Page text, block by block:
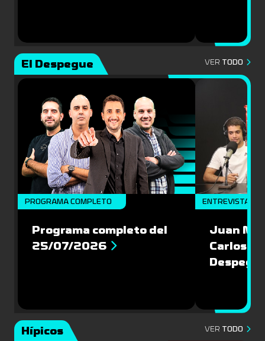
El Despegue VER TODO
PROGRAMA COMPLETO
Programa completo del
25/07/2026
ENTREVISTAS
Juan
Carlos
Hípicos VER TODO